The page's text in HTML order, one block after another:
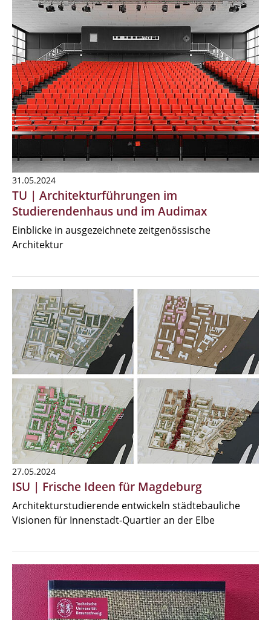
31.05.2024
TU | Architekturführungen im
Studierendenhaus und im Audimax
Einblicke in ausgezeichnete zeitgenössische
Architektur
27.05.2024
ISU | Frische Ideen für Magdeburg
Architekturstudierende entwickeln städtebauliche
Visionen für Innenstadt-Quartier an der Elbe